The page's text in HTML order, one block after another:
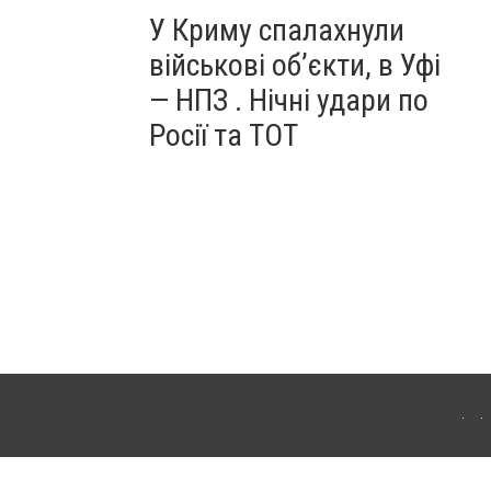
У Криму спалахнули
військові об’єкти, в Уфі
— НПЗ . Нічні удари по
Росії та ТОТ